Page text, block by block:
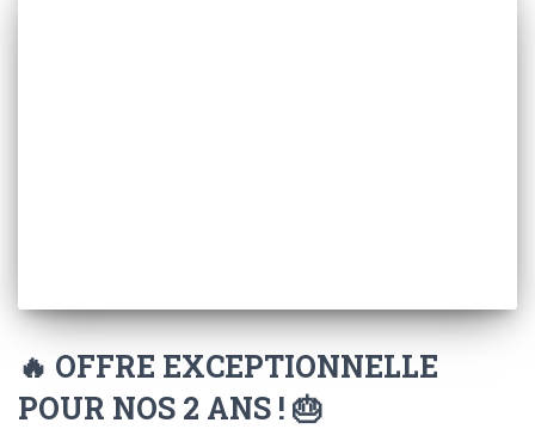
🔥 OFFRE EXCEPTIONNELLE
POUR NOS 2 ANS ! 🎂